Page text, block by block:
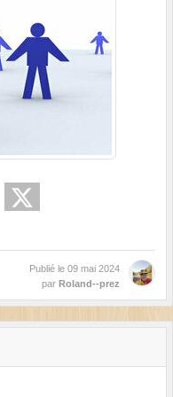
Publié le 09 mai 2024
par Roland--prez